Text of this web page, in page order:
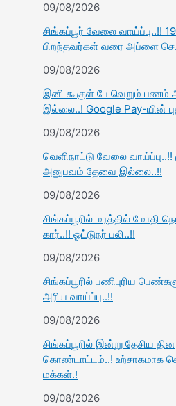
09/08/2026
சிங்கப்பூர் வேலை வாய்ப்பு..!!
பிறந்தவர்கள் வரை அப்ளை
09/08/2026
இனி கூகுள் பே வெறும் பணம்
இல்லை..! Google Pay-யின்
09/08/2026
வெளிநாட்டு வேலை வாய்ப்பு..!!
அனுபவம் தேவை இல்லை..!!
09/08/2026
சிங்கப்பூரில் மரத்தில் மோதி
கார்..!! ஓட்டுநர் பலி..!!
09/08/2026
சிங்கப்பூரில் பணிபுரிய
அரிய வாய்ப்பு..!!
09/08/2026
சிங்கப்பூரில் இன்று தேசிய தின
கொண்டாட்டம்..! உற்சாகமாக
மக்கள்.!
09/08/2026